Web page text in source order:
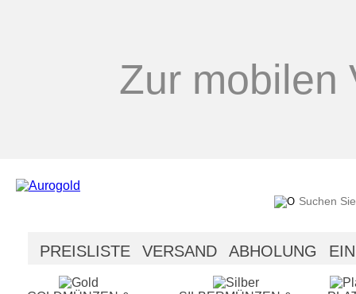
Zur mobilen
PREISLISTE VERSAND ABHOLUNG